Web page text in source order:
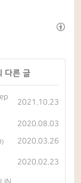
다른 글
2021.10.23
2020.08.03
2020.03.26
2020.02.23